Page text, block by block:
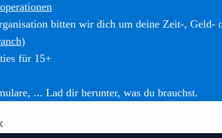
bitten wir dich um deine Zeit-, Geld-
für 15+
... Lad dir herunter, was du brauchst.